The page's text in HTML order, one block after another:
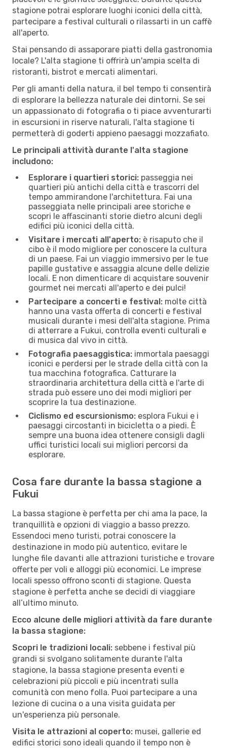
stagione potrai esplorare luoghi iconici della città,
partecipare a festival culturali o rilassarti in un caffè
all'aperto.
Stai pensando di assaporare piatti della gastronomia
locale? L'alta stagione ti offrirà un'ampia scelta di
ristoranti, bistrot e mercati alimentari.
Per gli amanti della natura, il bel tempo ti consentirà
di esplorare la bellezza naturale dei dintorni. Se sei
un appassionato di fotografia o ti piace avventurarti
in escursioni in riserve naturali, l'alta stagione ti
permetterà di goderti appieno paesaggi mozzafiato.
Le principali attività durante l'alta stagione
includono:
Esplorare i quartieri storici: passeggia nei
quartieri più antichi della città e trascorri del
tempo ammirandone l'architettura. Fai una
passeggiata nelle principali aree storiche e
scopri le affascinanti storie dietro alcuni degli
edifici più iconici della città.
Visitare i mercati all'aperto: è risaputo che il
cibo è il modo migliore per conoscere la cultura
di un paese. Fai un viaggio immersivo per le tue
papille gustative e assaggia alcune delle delizie
locali. E non dimenticare di acquistare souvenir
gourmet nei mercati all'aperto e dei pulci!
Partecipare a concerti e festival: molte città
hanno una vasta offerta di concerti e festival
musicali durante i mesi dell'alta stagione. Prima
di atterrare a Fukui, controlla eventi culturali e
di musica dal vivo in città.
Fotografia paesaggistica: immortala paesaggi
iconici e perdersi per le strade della città con la
tua macchina fotografica. Catturare la
straordinaria architettura della città e l'arte di
strada può essere uno dei modi migliori per
scoprire la tua destinazione.
Ciclismo ed escursionismo: esplora Fukui e i
paesaggi circostanti in bicicletta o a piedi. È
sempre una buona idea ottenere consigli dagli
uffici turistici locali sui migliori percorsi da
esplorare.
Cosa fare durante la bassa stagione a
Fukui
La bassa stagione è perfetta per chi ama la pace, la
tranquillità e opzioni di viaggio a basso prezzo.
Essendoci meno turisti, potrai conoscere la
destinazione in modo più autentico, evitare le
lunghe file davanti alle attrazioni turistiche e trovare
offerte per voli e alloggi più economici. Le imprese
locali spesso offrono sconti di stagione. Questa
stagione è perfetta anche se decidi di viaggiare
all’ultimo minuto.
Ecco alcune delle migliori attività da fare durante
la bassa stagione:
Scopri le tradizioni locali: sebbene i festival più
grandi si svolgano solitamente durante l'alta
stagione, la bassa stagione presenta eventi e
celebrazioni più piccoli e più incentrati sulla
comunità con meno folla. Puoi partecipare a una
lezione di cucina o a una visita guidata per
un'esperienza più personale.
Visita le attrazioni al coperto: musei, gallerie ed
edifici storici sono ideali quando il tempo non è